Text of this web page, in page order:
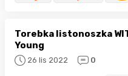
Torebka listonoszka
Young
26 lis 2022 0